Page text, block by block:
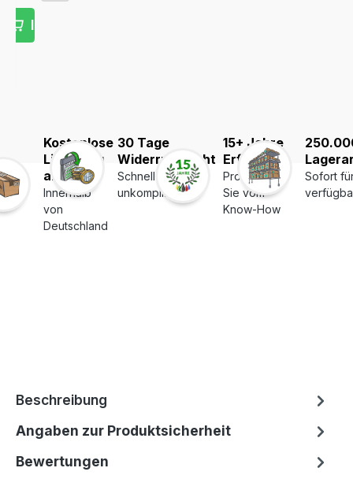
In den Warenkorb
Kostenlose
Lieferung
ab 39€
Innerhalb
von
Deutschland
30 Tage
Widerrufsrecht
Schnell und
unkompliziert
15+ Jahre
Erfahrung
Profitieren
Sie vom
Know-How
Sofort
Beschreibung
Angaben zur Produktsicherheit
Bewertungen